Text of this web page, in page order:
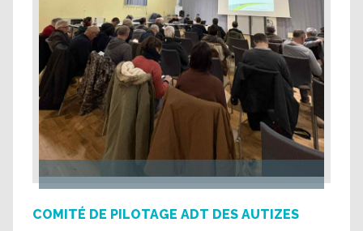
COMITÉ DE PILOTAGE ADT DES AUTIZES